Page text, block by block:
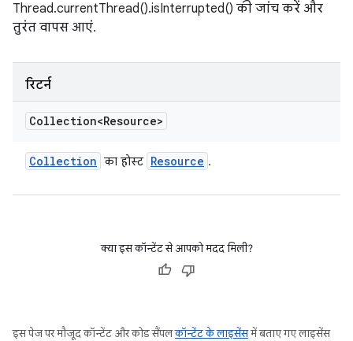
Thread.currentThread().isInterrupted() की जांच करें और
तुरंत वापस आएं.
रिटर्न
Collection<Resource>
Collection का होस्ट Resource .
क्या इस कॉन्टेंट से आपको मदद मिली?
इस पेज पर मौजूद कॉन्टेंट और कोड सैंपलकॉन्टेंट के लाइसेंसमें बताए गए लाइसेंस